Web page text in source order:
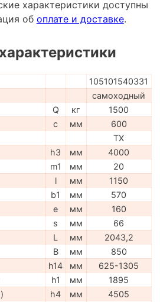
характеристики доступны
об оплате и доставке.
105101540331
самоходный
Q кг
1500
c мм
600
ТX
h3 мм
4000
m1 мм
20
l мм
1150
b1 мм
570
e мм
160
s мм
66
L мм
2043,2
B мм
850
h14 мм
625-1305
h1 мм
1895
h4 мм
4505